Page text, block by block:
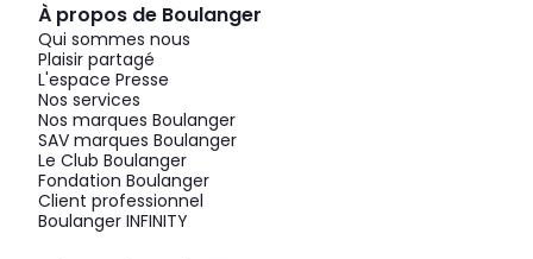
À propos de Boulanger
Qui sommes nous
Plaisir partagé
L'espace Presse
Nos services
Nos marques Boulanger
SAV marques Boulanger
Le Club Boulanger
Fondation Boulanger
Client professionnel
Boulanger INFINITY